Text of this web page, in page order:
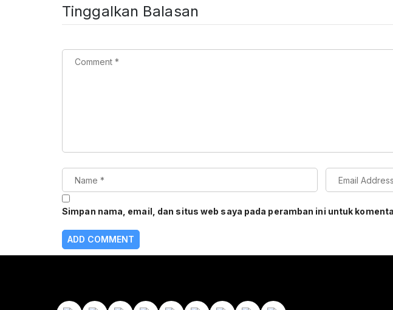
Tinggalkan Balasan
Simpan nama, email, dan situs web saya pada peramban ini untuk